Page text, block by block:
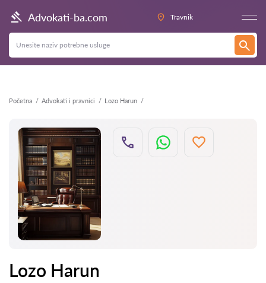
Advokati-ba.com Travnik
Početna Advokati i pravnici Lozo Harun
Nazad
Lozo Harun